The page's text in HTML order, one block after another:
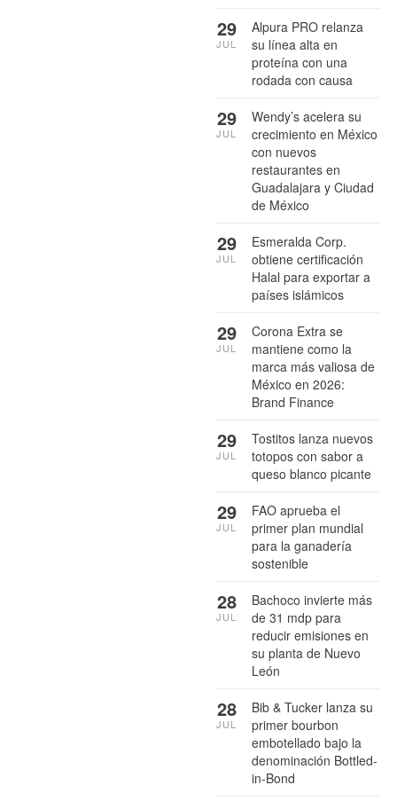
Alpura PRO relanza
su línea alta en
proteína con una
rodada con causa
29
JUL
Wendy’s acelera su
crecimiento en México
con nuevos
restaurantes en
Guadalajara y Ciudad
de México
29
JUL
Esmeralda Corp.
obtiene certificación
Halal para exportar a
países islámicos
29
JUL
Corona Extra se
mantiene como la
marca más valiosa de
México en 2026:
Brand Finance
29
JUL
Tostitos lanza nuevos
totopos con sabor a
queso blanco picante
29
JUL
FAO aprueba el
primer plan mundial
para la ganadería
sostenible
29
JUL
Bachoco invierte más
de 31 mdp para
reducir emisiones en
su planta de Nuevo
León
28
JUL
Bib & Tucker lanza su
primer bourbon
embotellado bajo la
denominación Bottled-
in-Bond
28
JUL